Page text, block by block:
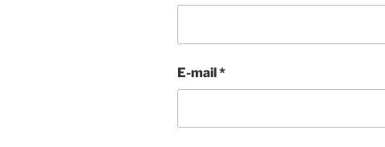
E-mail*